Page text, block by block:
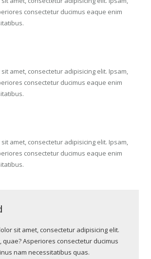
consectetur ducimus eaque enim
amet, consectetur adipisicing elit. Ipsam,
consectetur ducimus eaque enim
amet, consectetur adipisicing elit. Ipsam,
consectetur ducimus eaque enim
sit amet, consectetur adipisicing elit.
quae? Asperiores consectetur ducimus
nam necessitatibus quas.